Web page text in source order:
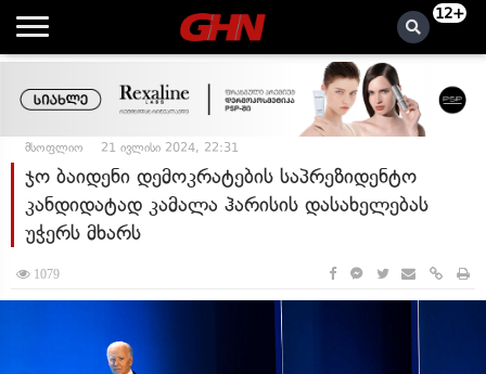
12+
მსოფლიო 21 ივლისი 2024, 22:31
ჯო ბაიდენი დემოკრატების საპრეზიდენტო
კანდიდატად კამალა ჰარისის დასახელებას
უჭერს მხარს
1079